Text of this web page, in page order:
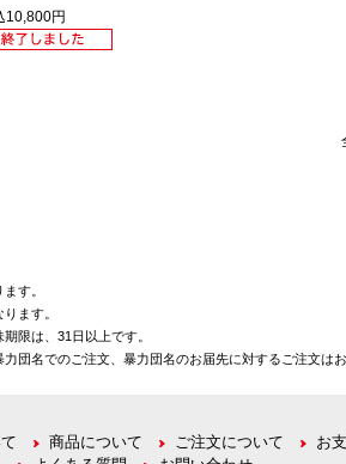
10,800円
す。
ます。
限は、31日以上です。
団名でのご注文、暴力団名のお届先に対するご注文はお
商品について ご注文について お